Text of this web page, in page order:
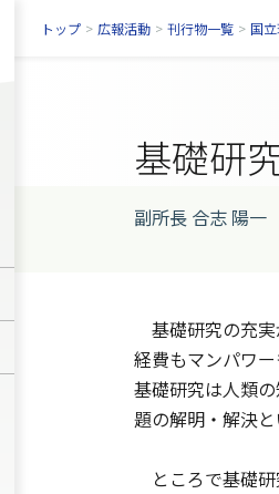
で開きます）
ウで開きます）
ンドウで開きます）
トップ > 広報活動 > 刊行物一覧 > 国
基礎研
副所長 合志 陽一
基礎研究の充実
経費もマンパワ
基礎研究は人類
題の解明・解決
ところで基礎